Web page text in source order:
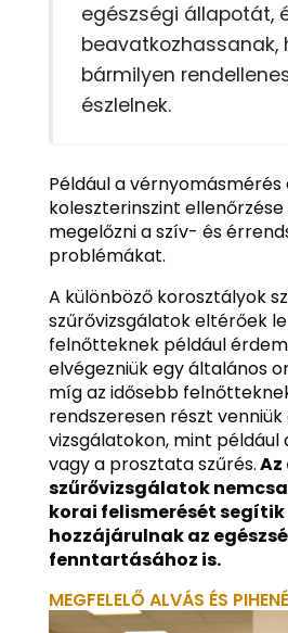
egészségi állapotát,
beavatkozhassanak,
bármilyen
észlelnek.
Például a vérnyomásmérés
koleszterinszint
megelőzni a szív- és
problémákat.
A különböző korosztályok
szűrővizsgálatok eltérőek
felnőtteknek például
elvégezniük egy általános
míg az idősebb
rendszeresen részt venniük
vizsgálatokon, mint
vagy a prosztata szűrés.Az
szűrővizsgálatok
korai felismerését segítik
hozzájárulnak az
fenntartásához is.
MEGFELELŐ ALVÁS ÉS